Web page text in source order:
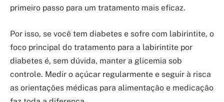
primeiro passo para um tratamento mais eficaz.
Por isso, se você tem diabetes e sofre com labirintite, o
foco principal do tratamento para a labirintite por
diabetes é, sem dúvida, manter a glicemia sob
controle. Medir o açúcar regularmente e seguir à risca
as orientações médicas para alimentação e medicação